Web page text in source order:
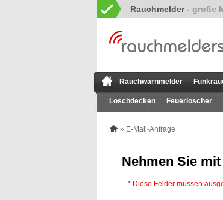
Rauchmelder
Rauchwarnmelder
Löschdecken Feuerlöscher
» E-Mail-Anfrage
Nehmen Sie
* Diese Felder müssen